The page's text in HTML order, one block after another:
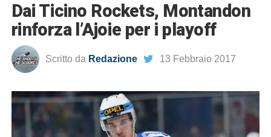
Dai Ticino Rockets, Montandon
rinforza l’Ajoie per i playoff
Scritto da Redazione 13 Febbraio 2017